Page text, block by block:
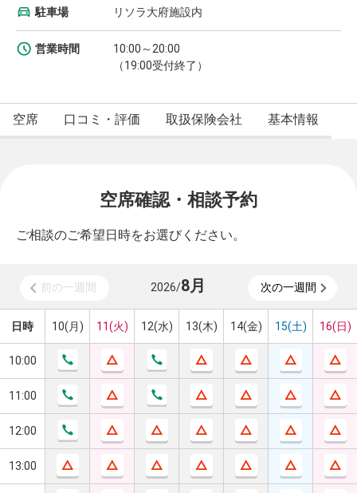
駐車場 リソラ大府施設内
営業時間
10:00～20:00
（19:00受付終了）
空席 口コミ・評価 取扱保険会社 基本情報
空席確認・相談予約
ご相談のご希望日時をお選びください。
前の一週間 2026/8月 次の一週間
日時
10:00
11:00
12:00
13:00
10(月) 11(火) 12(水) 13(木) 14(金) 15(土) 16(日)